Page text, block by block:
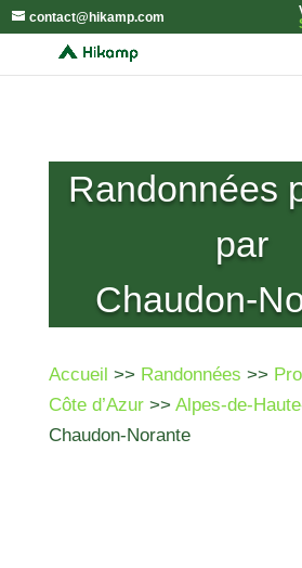
contact@hikamp.com
Randonnées
par
Chaudon-
Accueil >> Randonnées >>
Côte d’Azur>> Alpes-de-
Chaudon-Norante